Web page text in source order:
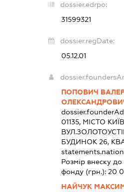
dossier.edrpo:
31599321
dossier.regDate:
05.12.01
ПОПОВИЧ
01135, МІСТО
БУДИНОК 26,
Розмір внеску до
фонду (грн.):20
НАЙЧУК